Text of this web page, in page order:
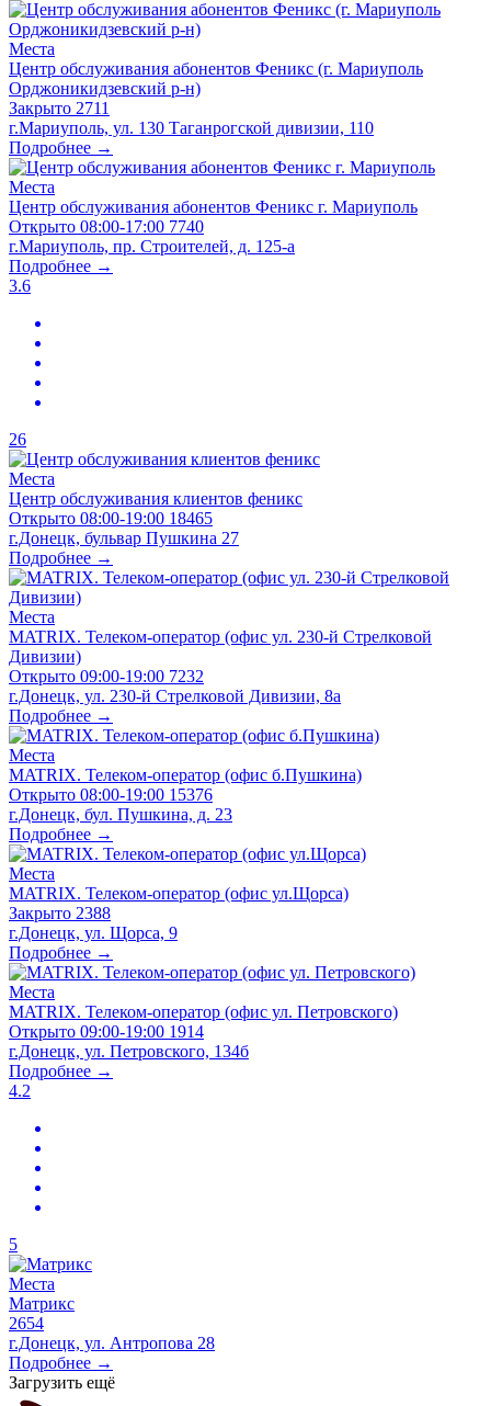
Места
Центр обслуживания абонентов Феникс (г. Мариуполь
Орджоникидзевский р-н)
Закрыто 2711
г.Мариуполь, ул. 130 Таганрогской дивизии, 110
Подробнее →
Места
Центр обслуживания абонентов Феникс г. Мариуполь
Открыто 08:00-17:00 7740
г.Мариуполь, пр. Строителей, д. 125-а
Подробнее →
3.6
26
Места
Центр обслуживания клиентов феникс
Открыто 08:00-19:00 18465
г.Донецк, бульвар Пушкина 27
Подробнее →
Места
MATRIX. Телеком-оператор (офис ул. 230-й Стрелковой
Дивизии)
Открыто 09:00-19:00 7232
г.Донецк, ул. 230-й Стрелковой Дивизии, 8а
Подробнее →
Места
MATRIX. Телеком-оператор (офис б.Пушкина)
Открыто 08:00-19:00 15376
г.Донецк, бул. Пушкина, д. 23
Подробнее →
Места
MATRIX. Телеком-оператор (офис ул.Щорса)
Закрыто 2388
г.Донецк, ул. Щорса, 9
Подробнее →
Места
MATRIX. Телеком-оператор (офис ул. Петровского)
Открыто 09:00-19:00 1914
г.Донецк, ул. Петровского, 134б
Подробнее →
4.2
5
Места
Матрикс
2654
г.Донецк, ул. Антропова 28
Подробнее →
Загрузить ещё